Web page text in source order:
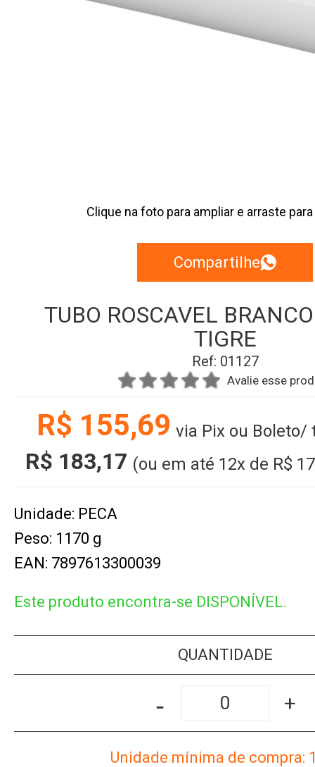
Clique na foto para ampliar e arraste
Compartilhe
TUBO ROSCAVEL
TIGRE
Ref: 01127
Avalie esse
R$ 155,69 via Pix ou Boleto/
R$ 183,17 (ou em até 12x de R$
Unidade: PECA
Peso: 1170 g
EAN: 7897613300039
Este produto encontra-se DISPONÍVEL.
QUANTIDADE
- +
Unidade mínima de compra: